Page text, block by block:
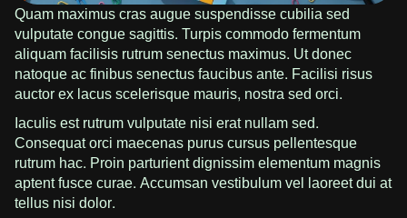
Quam maximus cras augue suspendisse cubilia sed
vulputate congue sagittis. Turpis commodo fermentum
aliquam facilisis rutrum senectus maximus. Ut donec
natoque ac finibus senectus faucibus ante. Facilisi risus
auctor ex lacus scelerisque mauris, nostra sed orci.
Iaculis est rutrum vulputate nisi erat nullam sed.
Consequat orci maecenas purus cursus pellentesque
rutrum hac. Proin parturient dignissim elementum magnis
aptent fusce curae. Accumsan vestibulum vel laoreet dui at
tellus nisi dolor.